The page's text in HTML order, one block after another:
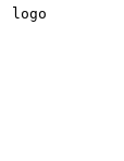
logo